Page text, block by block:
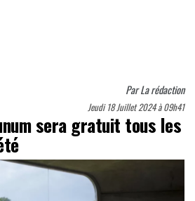
ParLa rédaction
Jeudi 18 Juillet 2024 à 09h41
sera gratuit tous les